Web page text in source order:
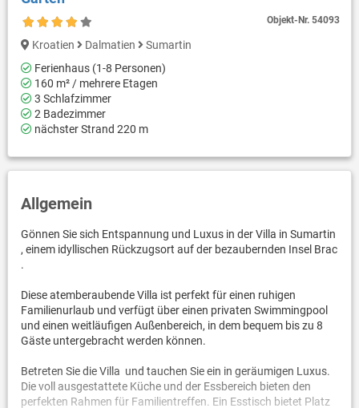
Objekt-Nr.54093
Kroatien Dalmatien
Sumartin
Ferienhaus (1-8 Personen)
160 m² / mehrere Etagen
3 Schlafzimmer
2 Badezimmer
nächster Strand 220 m
Allgemein
Gönnen Sie sich Entspannung und Luxus in der Villa in Sumartin
, einem idyllischen Rückzugsort auf der bezaubernden Insel Brac
.
Diese atemberaubende Villa ist perfekt für einen ruhigen
Familienurlaub und verfügt über einen privaten Swimmingpool
und einen weitläufigen Außenbereich, in dem bequem bis zu 8
Gäste untergebracht werden können.
Betreten Sie die Villa und tauchen Sie ein in geräumigen Luxus.
Die voll ausgestattete Küche und der Essbereich bieten den
perfekten Rahmen für Familientreffen. Ein Esstisch bietet Platz